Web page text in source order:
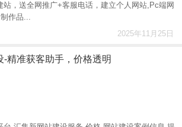
站，送全网推广+客服电话，建立个人网站,Pc端网
作品...
2025年11月25日
-精准获客助手，价格透明